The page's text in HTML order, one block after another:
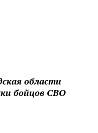
области
бойцов СВО